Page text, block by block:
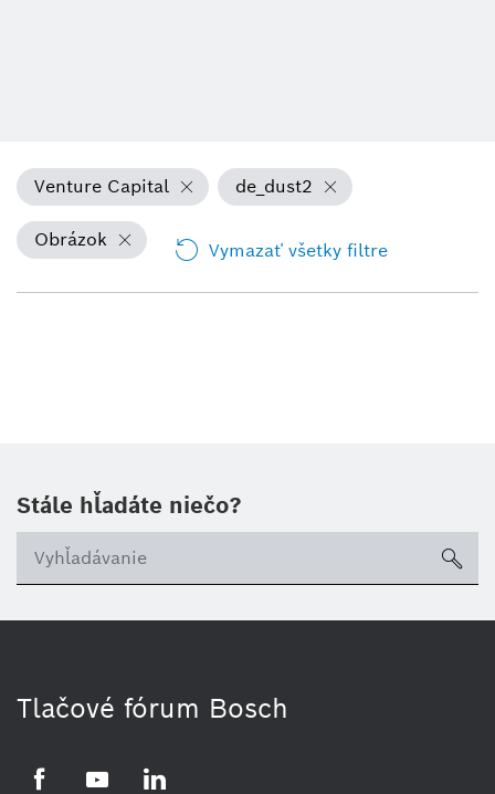
Venture Capital de_dust2
Obrázok Vymazať všetky filtre
Stále hľadáte niečo?
Tlačové fórum Bosch